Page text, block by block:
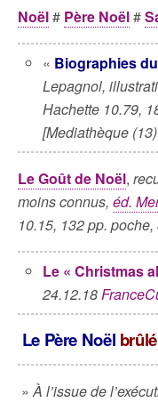
Noël# Père Noël#
« Biographies
Lepagnol,
Hachette 10.79,
[Mediathèque
Le Goût de Noël,
moins connus, éd.
10.15, 132 pp.
Le « Christmas
24.12.18
Le Père Noël
»À l’issue de